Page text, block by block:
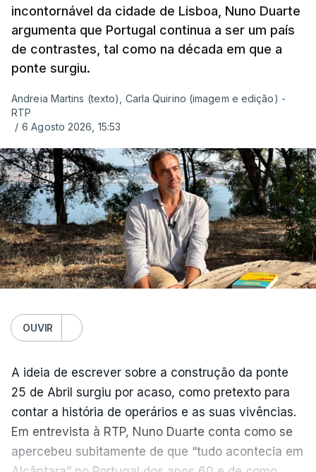
incontornável da cidade de Lisboa, Nuno Duarte
argumenta que Portugal continua a ser um país
de contrastes, tal como na década em que a
ponte surgiu.
Andreia Martins (texto), Carla Quirino (imagem e edição) -
RTP
/ 6 Agosto 2026, 15:53
OUVIR
A ideia de escrever sobre a construção da ponte
25 de Abril surgiu por acaso, como pretexto para
contar a história de operários e as suas vivências.
Em entrevista à RTP, Nuno Duarte conta como se
apercebeu subitamente de que “tudo acontecia em